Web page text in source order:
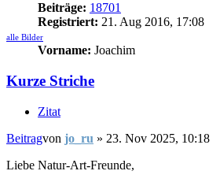
Beiträge: 18701
Registriert: 21. Aug 2016, 17:08
alle Bilder
Vorname: Joachim
Kurze Striche
Zitat
Beitragvon jo_ru » 23. Nov 2025, 10:18
Liebe Natur-Art-Freunde,